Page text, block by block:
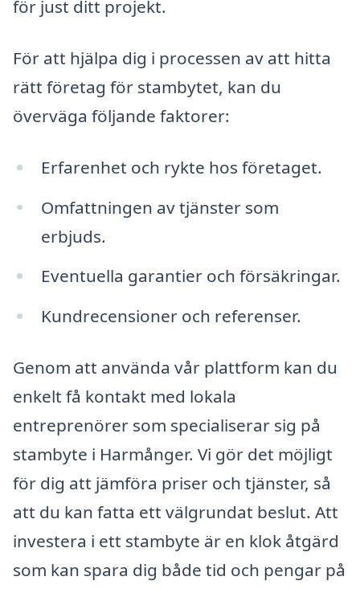
för just ditt projekt.
För att hjälpa dig i processen av att hitta
rätt företag för stambytet, kan du
överväga följande faktorer:
Erfarenhet och rykte hos företaget.
Omfattningen av tjänster som
erbjuds.
Eventuella garantier och försäkringar.
Kundrecensioner och referenser.
Genom att använda vår plattform kan du
enkelt få kontakt med lokala
entreprenörer som specialiserar sig på
stambyte i Harmånger. Vi gör det möjligt
för dig att jämföra priser och tjänster, så
att du kan fatta ett välgrundat beslut. Att
investera i ett stambyte är en klok åtgärd
som kan spara dig både tid och pengar på